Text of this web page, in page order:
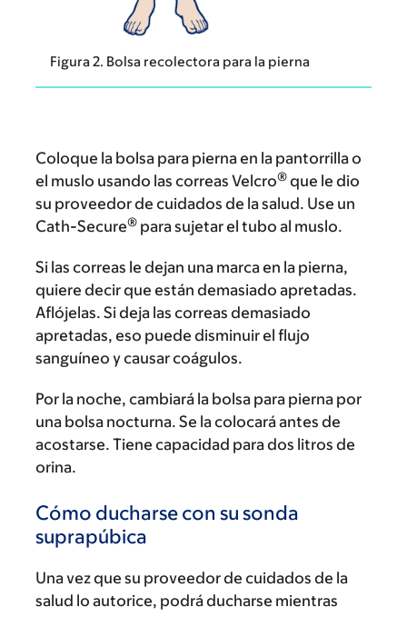
Figura 2. Bolsa recolectora para la pierna
Coloque la bolsa para pierna en la pantorrilla o
el muslo usando las correas Velcro® que le dio
su proveedor de cuidados de la salud. Use un
Cath-Secure® para sujetar el tubo al muslo.
Si las correas le dejan una marca en la pierna,
quiere decir que están demasiado apretadas.
Aflójelas. Si deja las correas demasiado
apretadas, eso puede disminuir el flujo
sanguíneo y causar coágulos.
Por la noche, cambiará la bolsa para pierna por
una bolsa nocturna. Se la colocará antes de
acostarse. Tiene capacidad para dos litros de
orina.
Cómo ducharse con su sonda
suprapúbica
Una vez que su proveedor de cuidados de la
salud lo autorice, podrá ducharse mientras